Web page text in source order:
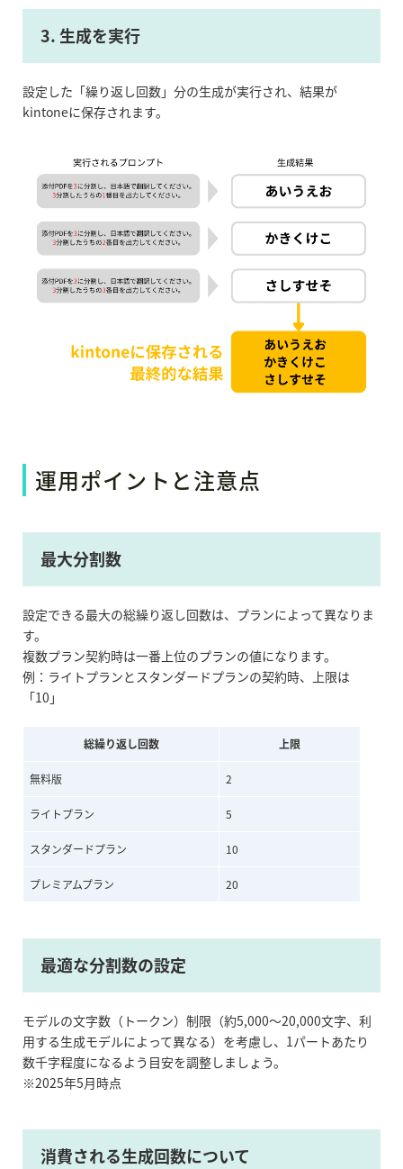
3. 生成を実行
設定した「繰り返し回数」分の生成が実行され、結果が
kintoneに保存されます。
運用ポイントと注意点
最大分割数
設定できる最大の総繰り返し回数は、プランによって異なりま
す。
複数プラン契約時は一番上位のプランの値になります。
例：ライトプランとスタンダードプランの契約時、上限は
「10」
総繰り返し回数 上限
無料版 2
ライトプラン 5
スタンダードプラン 10
プレミアムプラン 20
最適な分割数の設定
モデルの文字数（トークン）制限（約5,000～20,000文字、利
用する生成モデルによって異なる）を考慮し、1パートあたり
数千字程度になるよう目安を調整しましょう。
※2025年5月時点
消費される生成回数について